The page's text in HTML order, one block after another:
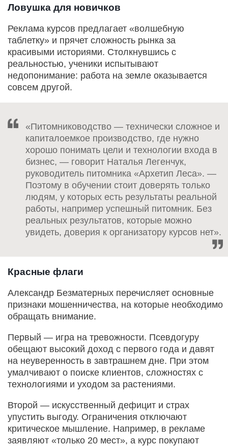
Ловушка для новичков
Реклама курсов предлагает «волшебную
таблетку» и прячет сложность рынка за
красивыми историями. Столкнувшись с
реальностью, ученики испытывают
недопонимание: работа на земле оказывается
совсем другой.
«Питомниководство — технически сложное и
капиталоемкое производство, где нужно
хорошо понимать цели и технологии входа в
бизнес, — говорит Наталья Легенчук,
руководитель питомника «Архетип Леса». —
Поэтому в обучении стоит доверять только
людям, у которых есть результаты реальной
работы, например успешный питомник. Без
реальных результатов, которые можно
увидеть, доверия к организатору курсов нет».
Красные флаги
Александр Безматерных перечисляет основные
признаки мошенничества, на которые необходимо
обращать внимание.
Первый — игра на тревожности. Псевдогуру
обещают высокий доход с первого года и давят
на неуверенность в завтрашнем дне. При этом
умалчивают о поиске клиентов, сложностях с
технологиями и уходом за растениями.
Второй — искусственный дефицит и страх
упустить выгоду. Ограничения отключают
критическое мышление. Например, в рекламе
заявляют «только 20 мест», а курс покупают